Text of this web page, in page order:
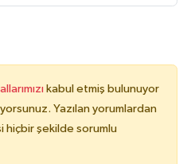
kabul etmiş bulunuyor
Yazılan yorumlardan
hiçbir şekilde sorumlu